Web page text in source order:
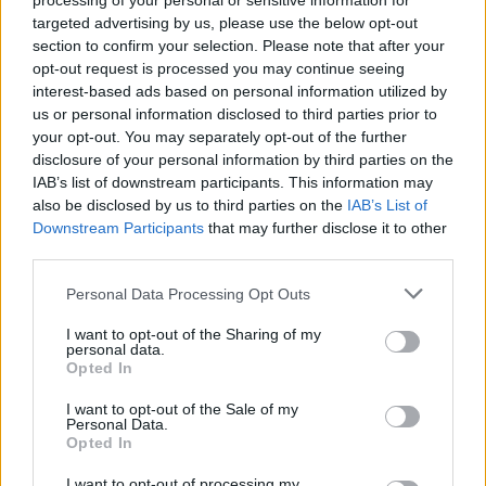
targeted advertising by us, please use the below opt-out
section to confirm your selection. Please note that after your
opt-out request is processed you may continue seeing
interest-based ads based on personal information utilized by
us or personal information disclosed to third parties prior to
your opt-out. You may separately opt-out of the further
disclosure of your personal information by third parties on the
IAB’s list of downstream participants. This information may
also be disclosed by us to third parties on the IAB’s List of
Downstream Participants that may further disclose it to other
Personal Data Processing Opt Outs
I want to opt-out of the Sharing of my
personal data.
Opted In
I want to opt-out of the Sale of my
Personal Data.
Opted In
opacidade/transparência. Na prática, permite um
escurecimento automático e repartido – só à frente, até
meio ou apenas na 2.ª fila. O isolamento térmico é
elevado, assim como a proteção da luz exterior (85%).
Nota ainda para o espaço interior, nomeadamente atrás,
com muitos centímetros livres para as pernas. O Rafale
tem exatamente a mesma distância entre eixos do
Espace (2.738 mm), mas com cinco lugares e não sete e
uma bagageira com 530 litros de capacidade. Chega e
Fotos Paulo Calisto
Com o Rafale, a Renault tem razões para sonhar alto. O